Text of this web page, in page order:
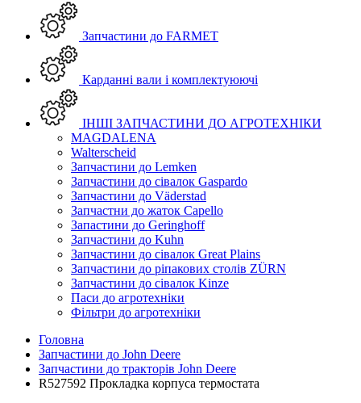
Запчастини до FARMET
Карданні вали і комплектуюючі
ІНШІ ЗАПЧАСТИНИ ДО АГРОТЕХНІКИ
MAGDALENA
Walterscheid
Запчастини до Lemken
Запчастини до сівалок Gaspardo
Запчастини до Väderstad
Запчастни до жаток Capello
Запастини до Geringhoff
Запчастини до Kuhn
Запчастини до сівалок Great Plains
Запчастини до ріпакових столів ZÜRN
Запчастини до сівалок Kinze
Паси до агротехніки
Фільтри до агротехніки
Головна
Запчастини до John Deere
Запчастини до тракторів John Deere
R527592 Прокладка корпуса термостата